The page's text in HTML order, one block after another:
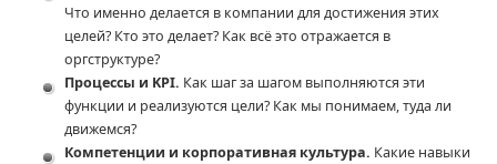
Что именно делается в компании для достижения этих
целей? Кто это делает? Как всё это отражается в
оргструктуре?
Процессы и KPI. Как шаг за шагом выполняются эти
функции и реализуются цели? Как мы понимаем, туда ли
движемся?
Компетенции и корпоративная культура. Какие навыки